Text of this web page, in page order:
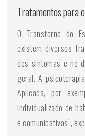
Tratamentos para
O Transtorno do
existem diversos
dos sintomas e no
geral. A
Aplicada, por
individualizado de
e comunicativas”,